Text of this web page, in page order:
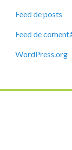
Feed de posts
Feed de
WordPress.org